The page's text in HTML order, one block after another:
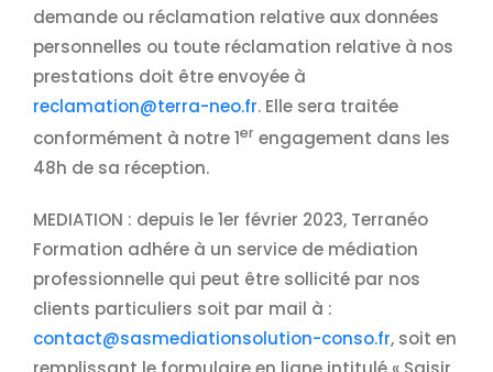
demande ou réclamation relative aux données
personnelles ou toute réclamation relative à nos
prestations doit être envoyée à
reclamation@terra-neo.fr. Elle sera traitée
conformément à notre 1erengagement dans les
48h de sa réception.
MEDIATION : depuis le 1er février 2023, Terranéo
Formation adhére à un service de médiation
professionnelle qui peut être sollicité par nos
clients particuliers soit par mail à :
contact@sasmediationsolution-conso.fr, soit en